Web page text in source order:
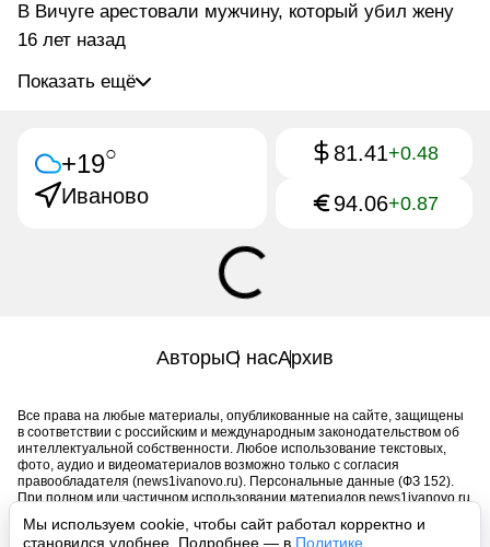
Мы используем cookie, чтобы сайт работал корректно и
становился удобнее. Подробнее — в Политике
В Вичуге арестовали мужчину, который убил жену
16 лет назад
Показать ещё
+19○
Иваново
81.41+0.48
94.06+0.87
АвторыО насАрхив
Все права на любые материалы, опубликованные на сайте, защищены
в соответствии с российским и международным законодательством об
интеллектуальной собственности. Любое использование текстовых,
фото, аудио и видеоматериалов возможно только с согласия
правообладателя (news1ivanovo.ru). Персональные данные (ФЗ 152).
При полном или частичном использовании материалов news1ivanovo.ru
обязательна. Запрещено для детей. Оригинал текста: